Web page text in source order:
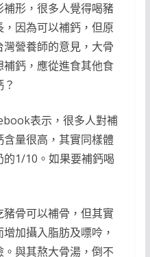
形，很多人覺得喝豬
因為可以補鈣，但原
營養師的意見，大骨
鈣，應從進食其他食
表示，很多人對補
量很高，其實同樣體
1/10。如果要補鈣喝
骨可以補骨，但其實
加攝入脂肪及嘌呤，
與其熬大骨湯，倒不